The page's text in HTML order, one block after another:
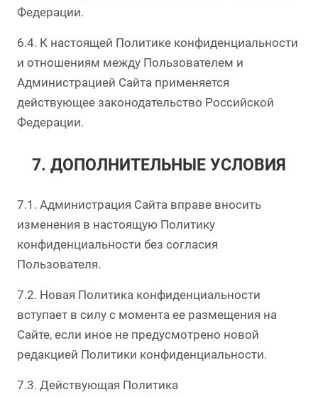
Федерации.
6.4. К настоящей Политике конфиденциальности
и отношениям между Пользователем и
Администрацией Сайта применяется
действующее законодательство Российской
Федерации.
7. ДОПОЛНИТЕЛЬНЫЕ УСЛОВИЯ
7.1. Администрация Сайта вправе вносить
изменения в настоящую Политику
конфиденциальности без согласия
Пользователя.
7.2. Новая Политика конфиденциальности
вступает в силу с момента ее размещения на
Сайте, если иное не предусмотрено новой
редакцией Политики конфиденциальности.
7.3. Действующая Политика